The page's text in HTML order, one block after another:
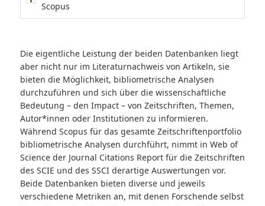
Scopus
Die eigentliche Leistung der beiden Datenbanken liegt
aber nicht nur im Literaturnachweis von Artikeln, sie
bieten die Möglichkeit, bibliometrische Analysen
durchzuführen und sich über die wissenschaftliche
Bedeutung – den Impact – von Zeitschriften, Themen,
Autor*innen oder Institutionen zu informieren.
Während Scopus für das gesamte Zeitschriftenportfolio
bibliometrische Analysen durchführt, nimmt in Web of
Science der Journal Citations Report für die Zeitschriften
des SCIE und des SSCI derartige Auswertungen vor.
Beide Datenbanken bieten diverse und jeweils
verschiedene Metriken an, mit denen Forschende selbst